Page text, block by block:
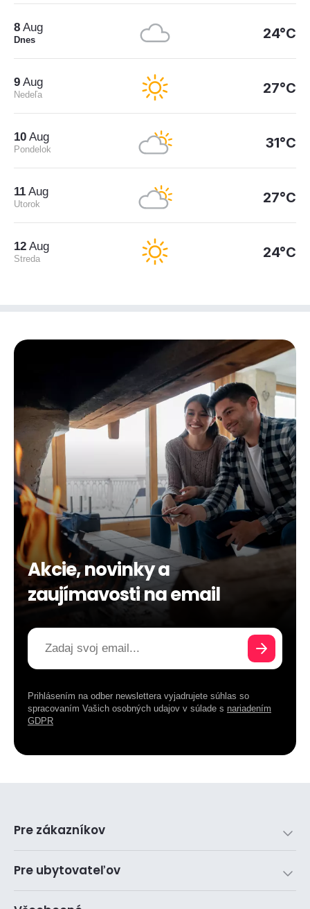
8 Aug
Dnes 24°C
9 Aug
Nedeľa 27°C
10 Aug
Pondelok 31°C
11 Aug
Utorok 27°C
12 Aug
Streda 24°C
Akcie, novinky a
zaujímavosti na email
Prihlásením na odber newslettera vyjadrujete súhlas so
spracovaním Vašich osobných udajov v súlade s nariadením
GDPR
Pre zákazníkov
Pre ubytovateľov